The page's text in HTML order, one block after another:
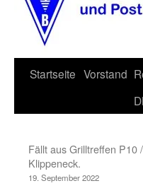
Zum
Startseite Vorstand
Fällt aus Grilltreffen P10
Klippeneck.
19. September 2022